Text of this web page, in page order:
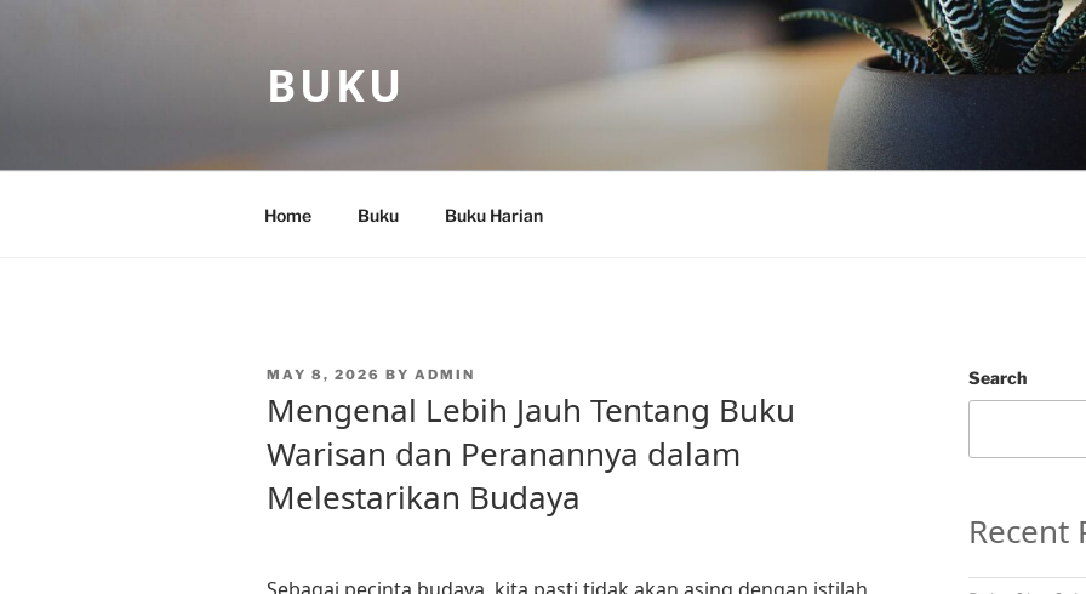
BUKU
Home Buku Buku Harian
POSTED
MAY 8, 2026 BY ADMIN
Mengenal Lebih Jauh Tentang Buku
Warisan dan Peranannya dalam
Melestarikan Budaya
Search
Recent